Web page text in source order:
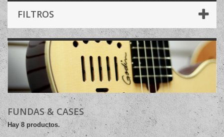
FILTROS
FUNDAS & CASES
Hay 8 productos.